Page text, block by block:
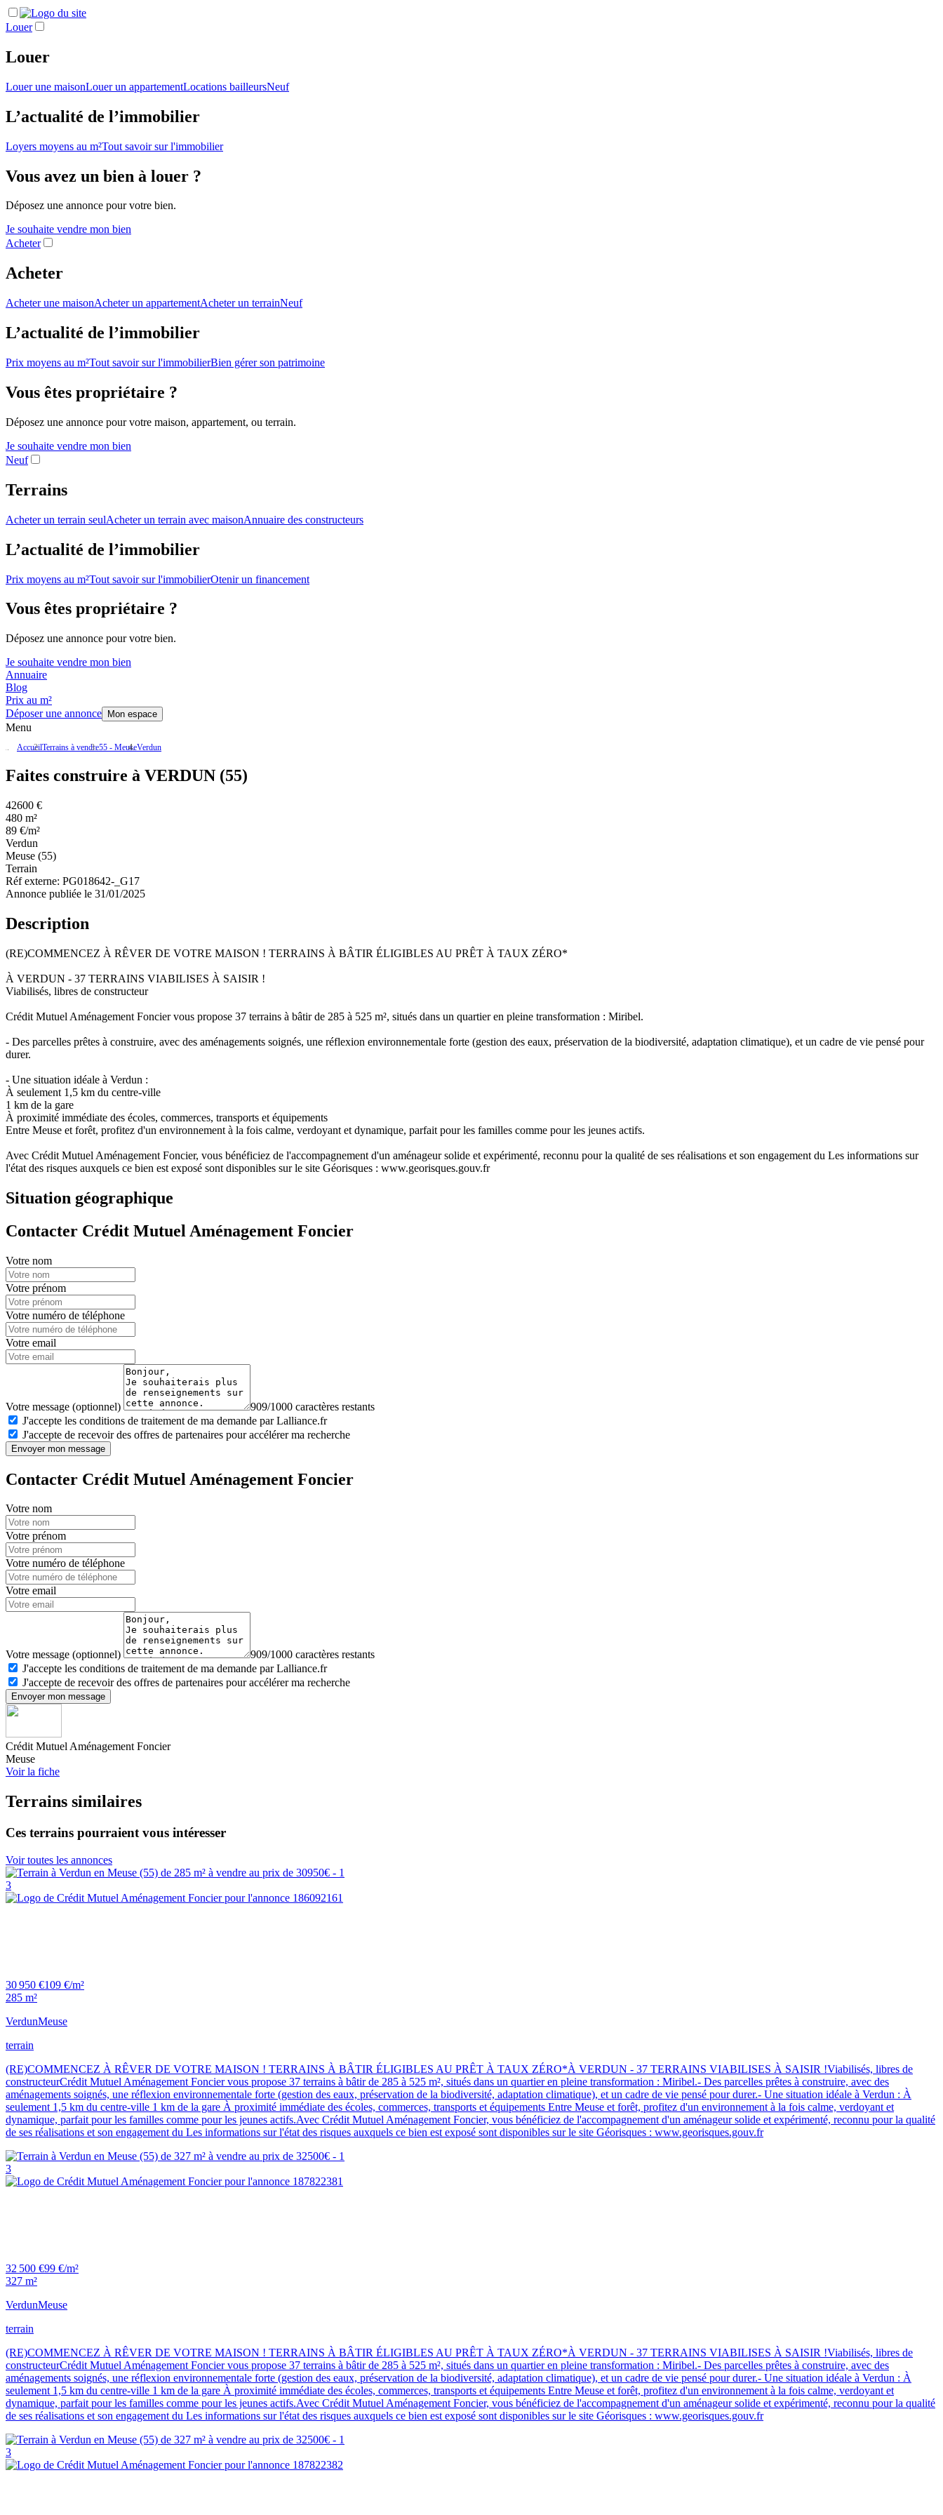
Louer
Louer
Louer une maisonLouer un appartementLocations bailleursNeuf
L’actualité de l’immobilier
Loyers moyens au m²Tout savoir sur l'immobilier
Vous avez un bien à louer ?
Déposez une annonce pour votre bien.
Je souhaite vendre mon bien
Acheter
Acheter
Acheter une maisonAcheter un appartementAcheter un terrainNeuf
L’actualité de l’immobilier
Prix moyens au m²Tout savoir sur l'immobilierBien gérer son patrimoine
Vous êtes propriétaire ?
Déposez une annonce pour votre maison, appartement, ou terrain.
Je souhaite vendre mon bien
Neuf
Terrains
Acheter un terrain seulAcheter un terrain avec maisonAnnuaire des constructeurs
L’actualité de l’immobilier
Prix moyens au m²Tout savoir sur l'immobilierOtenir un financement
Vous êtes propriétaire ?
Déposez une annonce pour votre bien.
Je souhaite vendre mon bien
Annuaire
Blog
Prix au m²
Déposer une annonce
Mon espace
Menu
AccueilTerrains à vendre55 - MeuseVerdun
Faites construire à VERDUN (55)
42600 €
480 m²
89 €/m²
Verdun
Meuse (55)
Terrain
Réf externe: PG018642-_G17
Annonce publiée le 31/01/2025
Description
(RE)COMMENCEZ À RÊVER DE VOTRE MAISON ! TERRAINS À BÂTIR ÉLIGIBLES AU PRÊT À TAUX ZÉRO*
À VERDUN - 37 TERRAINS VIABILISES À SAISIR !
Viabilisés, libres de constructeur
Crédit Mutuel Aménagement Foncier vous propose 37 terrains à bâtir de 285 à 525 m², situés dans un quartier en pleine transformation : Miribel.
- Des parcelles prêtes à construire, avec des aménagements soignés, une réflexion environnementale forte (gestion des eaux, préservation de la biodiversité, adaptation climatique), et un cadre de vie pensé pour
durer.
- Une situation idéale à Verdun :
À seulement 1,5 km du centre-ville
1 km de la gare
À proximité immédiate des écoles, commerces, transports et équipements
Entre Meuse et forêt, profitez d'un environnement à la fois calme, verdoyant et dynamique, parfait pour les familles comme pour les jeunes actifs.
Avec Crédit Mutuel Aménagement Foncier, vous bénéficiez de l'accompagnement d'un aménageur solide et expérimenté, reconnu pour la qualité de ses réalisations et son engagement du Les informations sur
l'état des risques auxquels ce bien est exposé sont disponibles sur le site Géorisques : www.georisques.gouv.fr
Situation géographique
Contacter Crédit Mutuel Aménagement Foncier
Votre nom
Votre prénom
Votre numéro de téléphone
Votre email
Votre message (optionnel)
909/1000 caractères restants
J'accepte les conditions de traitement de ma demande par Lalliance.fr
J'accepte de recevoir des offres de partenaires pour accélérer ma recherche
Envoyer mon message
Contacter Crédit Mutuel Aménagement Foncier
Votre nom
Votre prénom
Votre numéro de téléphone
Votre email
Votre message (optionnel)
909/1000 caractères restants
J'accepte les conditions de traitement de ma demande par Lalliance.fr
J'accepte de recevoir des offres de partenaires pour accélérer ma recherche
Envoyer mon message
Crédit Mutuel Aménagement Foncier
Meuse
Voir la fiche
Terrains similaires
Ces terrains pourraient vous intéresser
Voir toutes les annonces
3
30 950 €109 €/m²
285 m²
VerdunMeuse
terrain
(RE)COMMENCEZ À RÊVER DE VOTRE MAISON ! TERRAINS À BÂTIR ÉLIGIBLES AU PRÊT À TAUX ZÉRO*À VERDUN - 37 TERRAINS VIABILISES À SAISIR !Viabilisés, libres de
constructeurCrédit Mutuel Aménagement Foncier vous propose 37 terrains à bâtir de 285 à 525 m², situés dans un quartier en pleine transformation : Miribel.- Des parcelles prêtes à construire, avec des
aménagements soignés, une réflexion environnementale forte (gestion des eaux, préservation de la biodiversité, adaptation climatique), et un cadre de vie pensé pour durer.- Une situation idéale à Verdun : À
seulement 1,5 km du centre-ville 1 km de la gare À proximité immédiate des écoles, commerces, transports et équipements Entre Meuse et forêt, profitez d'un environnement à la fois calme, verdoyant et
dynamique, parfait pour les familles comme pour les jeunes actifs.Avec Crédit Mutuel Aménagement Foncier, vous bénéficiez de l'accompagnement d'un aménageur solide et expérimenté, reconnu pour la qualité
de ses réalisations et son engagement du Les informations sur l'état des risques auxquels ce bien est exposé sont disponibles sur le site Géorisques : www.georisques.gouv.fr
3
32 500 €99 €/m²
327 m²
VerdunMeuse
terrain
(RE)COMMENCEZ À RÊVER DE VOTRE MAISON ! TERRAINS À BÂTIR ÉLIGIBLES AU PRÊT À TAUX ZÉRO*À VERDUN - 37 TERRAINS VIABILISES À SAISIR !Viabilisés, libres de
constructeurCrédit Mutuel Aménagement Foncier vous propose 37 terrains à bâtir de 285 à 525 m², situés dans un quartier en pleine transformation : Miribel.- Des parcelles prêtes à construire, avec des
aménagements soignés, une réflexion environnementale forte (gestion des eaux, préservation de la biodiversité, adaptation climatique), et un cadre de vie pensé pour durer.- Une situation idéale à Verdun : À
seulement 1,5 km du centre-ville 1 km de la gare À proximité immédiate des écoles, commerces, transports et équipements Entre Meuse et forêt, profitez d'un environnement à la fois calme, verdoyant et
dynamique, parfait pour les familles comme pour les jeunes actifs.Avec Crédit Mutuel Aménagement Foncier, vous bénéficiez de l'accompagnement d'un aménageur solide et expérimenté, reconnu pour la qualité
de ses réalisations et son engagement du Les informations sur l'état des risques auxquels ce bien est exposé sont disponibles sur le site Géorisques : www.georisques.gouv.fr
3